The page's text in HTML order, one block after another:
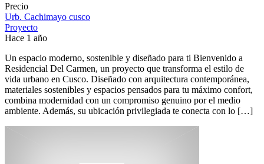
Precio
Urb. Cachimayo cusco
Proyecto
Hace 1 año
Un espacio moderno, sostenible y diseñado para ti Bienvenido a
Residencial Del Carmen, un proyecto que transforma el estilo de
vida urbano en Cusco. Diseñado con arquitectura contemporánea,
materiales sostenibles y espacios pensados para tu máximo confort,
combina modernidad con un compromiso genuino por el medio
ambiente. Además, su ubicación privilegiada te conecta con lo […]